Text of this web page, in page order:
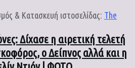
Δίχασε η αιρετική τελετή
ο Δείπνος αλλά και η
& Κατασκευή ιστοσελίδας: The